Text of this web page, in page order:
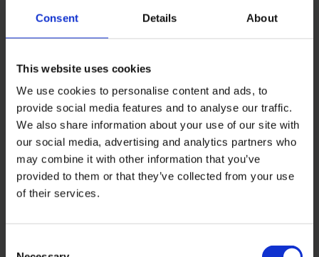
Consent Details About
This website uses cookies
We use cookies to personalise content and ads, to
provide social media features and to analyse our traffic.
We also share information about your use of our site with
our social media, advertising and analytics partners who
may combine it with other information that you’ve
provided to them or that they’ve collected from your use
of their services.
Wood Repair Set
het maskeren/repar...
Op voorraad
12,95
Wood repair pencil hoogglans
Hoogglans bijwerkstift speciaal
voor hoogglans hou...